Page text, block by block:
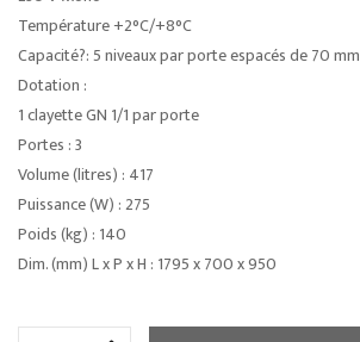
Température +2°C/+8°C
Capacité?: 5 niveaux par porte espacés de 70 mm
Dotation :
1 clayette GN 1/1 par porte
Portes : 3
Volume (litres) : 417
Puissance (W) : 275
Poids (kg) : 140
Dim. (mm) L x P x H : 1795 x 700 x 950